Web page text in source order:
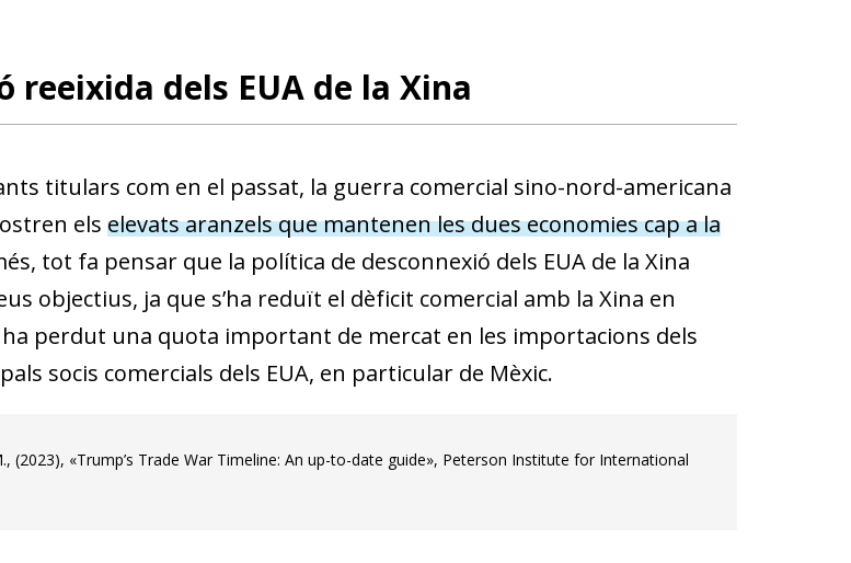
reeixida dels EUA de la Xina
titulars com en el passat, la guerra comercial sino-nord-americana
els elevats aranzels que mantenen les dues economies cap a la
tot fa pensar que la política de desconnexió dels EUA de la Xina
objectius, ja que s’ha reduït el dèficit comercial amb la Xina en
ha perdut una quota important de mercat en les importacions dels
socis comercials dels EUA, en particular de Mèxic.
(2023), «Trump’s Trade War Timeline: An up-to-date guide», Peterson Institute for International